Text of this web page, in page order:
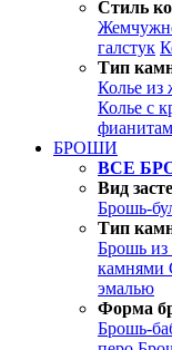
Стиль
галстук
Тип
Колье из
Колье с
БРОШИ
ВСЕ
Вид
Брошь-
Тип
Брошь из
камнями
эмалью
Форма
Брошь-